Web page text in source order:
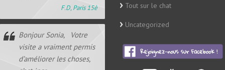
F.D, Paris 15è
Bonjour Sonia, Votre
visite a vraiment permis
d’améliorer les choses,
Tout sur le chat
Uncategorized